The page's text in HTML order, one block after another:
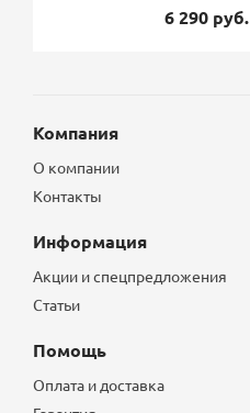
6 290 руб.
Компания
О компании
Контакты
Информация
Акции и спецпредложения
Статьи
Помощь
Оплата и доставка